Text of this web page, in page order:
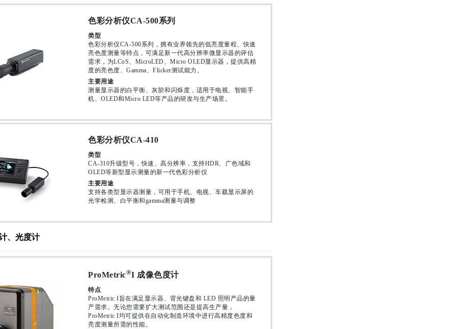
色彩分析仪CA-500系列
类型
色彩分析仪CA-500系列，拥有业界领先的低亮度量程、快速
亮色度测量等特点，可满足新一代高分辨率微显示器的评估
需求，为LCoS、MicroLED、Micro OLED显示器，提供高精
度的亮色度、Gamma、Flicker测试能力。
主要用途
测量显示器的白平衡、灰阶和闪烁度，适用于电视、智能手
机、OLED和Micro LED等产品的研发与生产场景。
色彩分析仪CA-410
类型
CA-310升级型号，快速、高分辨率，支持HDR、广色域和
OLED等新型显示测量的新一代色彩分析仪
主要用途
支持各类型显示器测量，可用于手机、电视、车载显示屏的
光学检测、白平衡和gamma测量与调整
、光度计
ProMetric®I 成像色度计
特点
ProMetric I旨在满足显示器、背光键盘和 LED 照明产品的量
产需求。无论您需要扩大测试范围还是提高生产量，
ProMetric I均可提供在自动化制造环境中进行高精度色度和
亮度测量所需的性能。